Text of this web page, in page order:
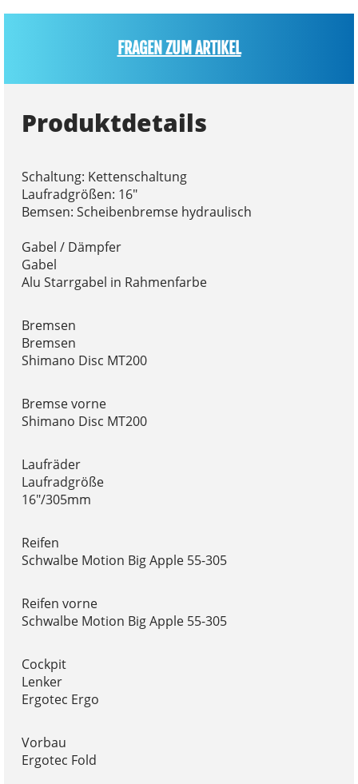
FRAGEN ZUM ARTIKEL
Produktdetails
Schaltung: Kettenschaltung
Laufradgrößen: 16"
Bemsen: Scheibenbremse hydraulisch
Gabel / Dämpfer
Gabel
Alu Starrgabel in Rahmenfarbe
Bremsen
Bremsen
Shimano Disc MT200
Bremse vorne
Shimano Disc MT200
Laufräder
Laufradgröße
16"/305mm
Reifen
Schwalbe Motion Big Apple 55-305
Reifen vorne
Schwalbe Motion Big Apple 55-305
Cockpit
Lenker
Ergotec Ergo
Vorbau
Ergotec Fold